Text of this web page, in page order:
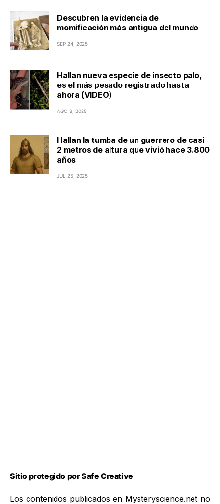
Descubren la evidencia de
momificación más antigua del mundo
SEP 24, 2025
Hallan nueva especie de insecto palo,
es el más pesado registrado hasta
ahora (VIDEO)
AGO 3, 2025
Hallan la tumba de un guerrero de casi
2 metros de altura que vivió hace 3.800
años
JUL 25, 2025
Sitio protegido por Safe Creative
Los contenidos publicados en Mysteryscience.net no